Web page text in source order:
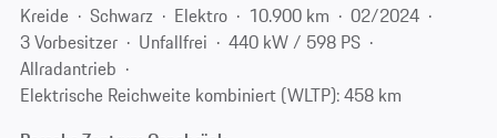
Kreide
Schwarz Elektro 10.900 km
02/2024
3 Vorbesitzer
Unfallfrei
440 kW / 598 PS
Allradantrieb
Elektrische Reichweite kombiniert (WLTP): 458 km